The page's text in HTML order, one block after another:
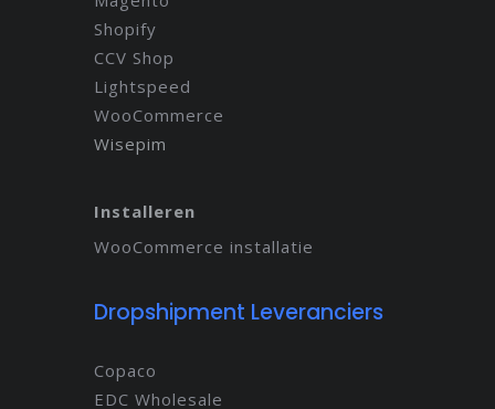
Shopify
CCV Shop
Lightspeed
WooCommerce
Wisepim
Installeren
WooCommerce installatie
Dropshipment Leveranciers
Copaco
EDC Wholesale